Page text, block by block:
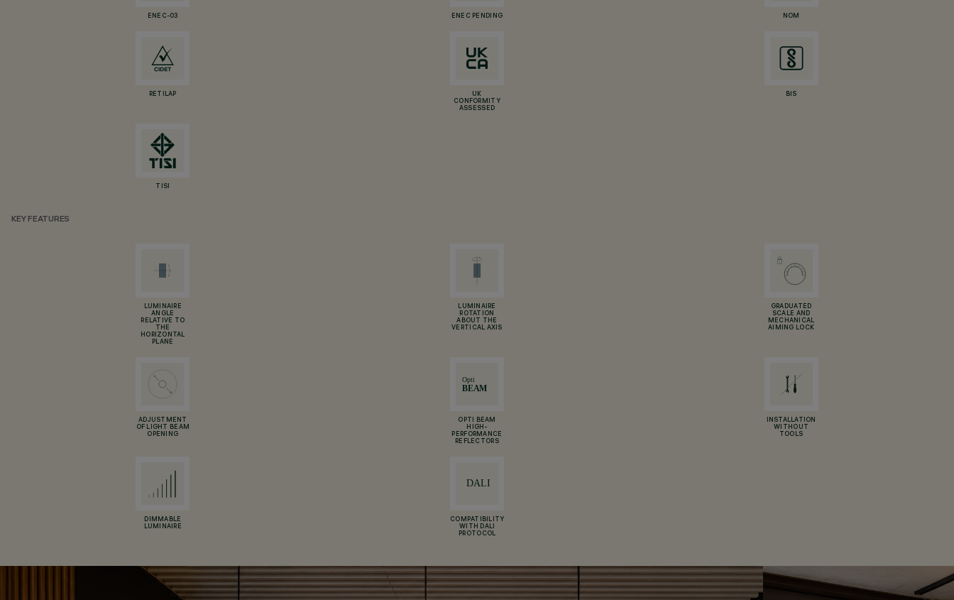
ENEC-03 ENEC PENDING NOM
RETILAP
UK
CONFORMITY
ASSESSED
BIS
TISI
KEY FEATURES
LUMINAIRE
ANGLE
RELATIVE TO
THE
HORIZONTAL
PLANE
LUMINAIRE
ROTATION
ABOUT THE
VERTICAL AXIS
GRADUATED
SCALE AND
MECHANICAL
AIMING LOCK
ADJUSTMENT
OF LIGHT BEAM
OPENING
OPTI BEAM
HIGH-
PERFORMANCE
REFLECTORS
INSTALLATION
WITHOUT
TOOLS
DIMMABLE
LUMINAIRE
COMPATIBILITY
WITH DALI
PROTOCOL